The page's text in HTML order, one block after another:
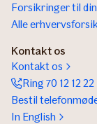
Forsikringer til
Alle
Kontakt os
Kontakt os
Ring 70 12 12 22
Bestil
In English